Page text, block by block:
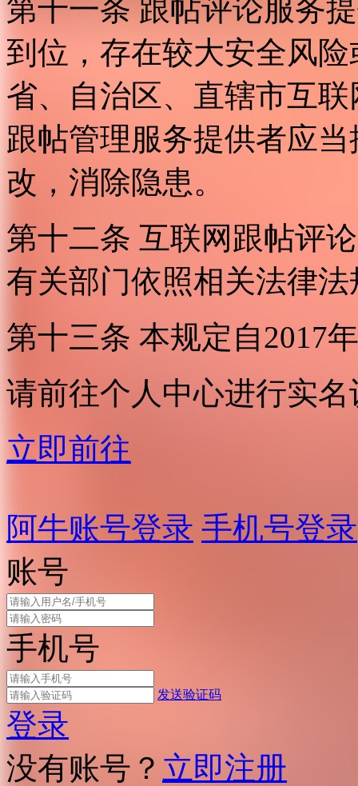
第十一条 跟帖评论服务
到位，存在较大安全风
省、自治区、直辖市互
跟帖管理服务提供者应
改，消除隐患。
第十二条 互联网跟帖评
有关部门依照相关法律
第十三条 本规定自2017
请前往个人中心进行实名
立即前往
阿牛账号登录 手机号登录
账号
手机号
发送验证码
登录
没有账号？ 立即注册